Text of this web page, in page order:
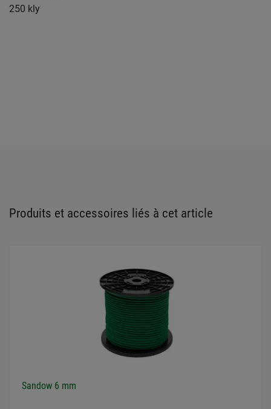
250 kly
Produits et accessoires liés à cet article
Sandow 6 mm